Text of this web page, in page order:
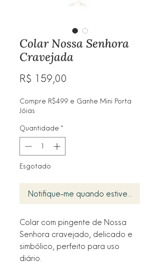
Colar Nossa Senhora
Cravejada
R$ 159,00
Compre R$499 e Ganhe Mini Porta
Jóias
Quantidade *
Esgotado
Notifique-me quando estiver
Colar com pingente de Nossa
Senhora cravejado, delicado e
simbólico, perfeito para uso
diário.